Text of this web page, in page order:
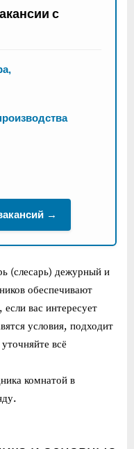
с
→
(слесарь) дежурный и
обеспечивают
вас интересует
условия, подходит
всё
комнатой в